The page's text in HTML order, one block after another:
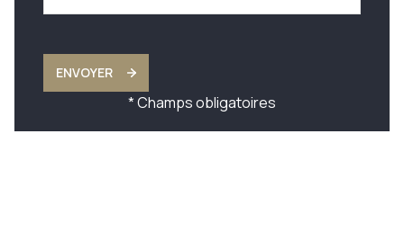
ENVOYER
* Champs obligatoires